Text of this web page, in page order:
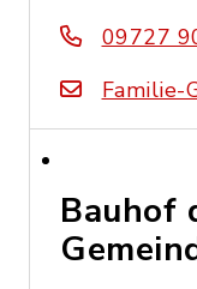
09727
Familie-
Bauhof